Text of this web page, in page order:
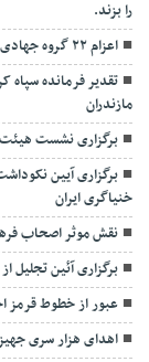
را بزند.
اعزام ۲۲ گروه جهادی “شهدای بهزیستی” مازندران به مناطق کم برخوردار استان
تقدیر فرمانده سپاه
مازندران
برگزاری نشست
برگزاری آیین
خنیاگری ایران
نقش موثر اصحاب
برگزاری آئین تجلیل
عبور از خطوط قرمز
اهدای هزار سری